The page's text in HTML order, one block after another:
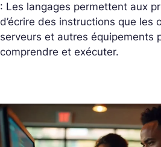
: Les langages permettent aux
d’écrire des instructions que les
serveurs et autres équipements
comprendre et exécuter.